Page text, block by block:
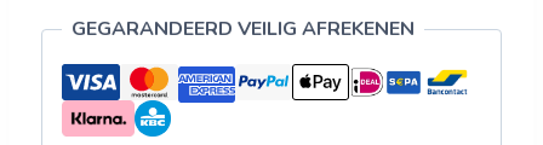
GEGARANDEERD VEILIG AFREKENEN